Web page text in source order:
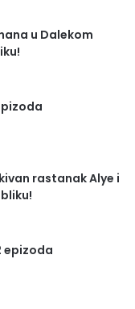
u Dalekom
rastanak Alye i
epizoda